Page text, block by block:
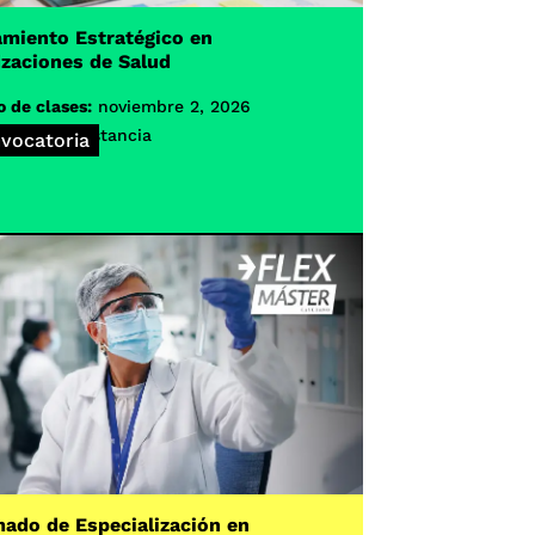
Estratégico en
de Salud
de clases: noviembre 2, 2026
A distancia
de Especialización en